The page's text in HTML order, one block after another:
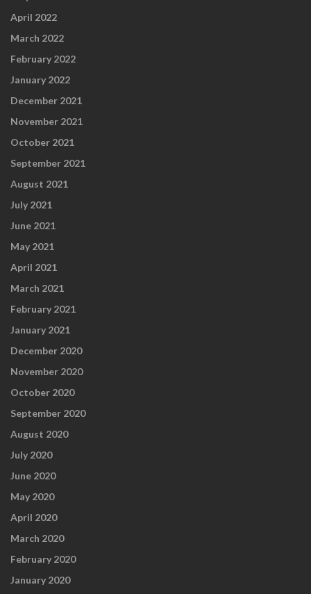
April 2022
March 2022
February 2022
January 2022
December 2021
November 2021
October 2021
September 2021
August 2021
July 2021
June 2021
May 2021
April 2021
March 2021
February 2021
January 2021
December 2020
November 2020
October 2020
September 2020
August 2020
July 2020
June 2020
May 2020
April 2020
March 2020
February 2020
January 2020